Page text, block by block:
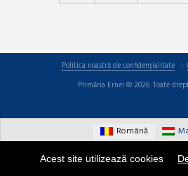
Acest site utilizează cookies
Politica noastră de confidențialitate
Primăria Ernei © 2026. Toate
Română